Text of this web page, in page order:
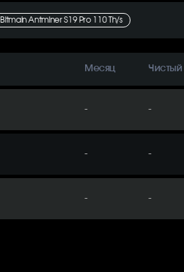
Bitmain Antminer S19 Pro 110 Th/s
Месяц Чистый
- -
- -
- -